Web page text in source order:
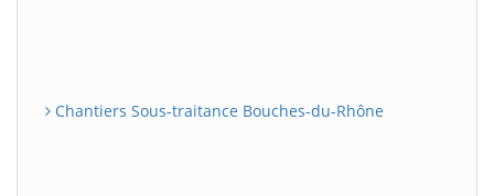
Chantiers Sous-traitance Bouches-du-Rhône